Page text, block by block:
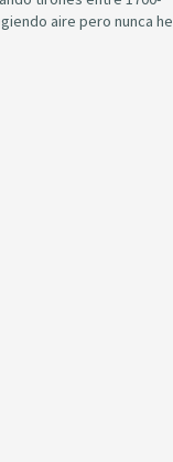
aire pero nunca he